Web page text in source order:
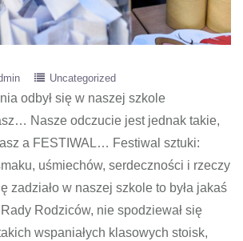
Uncategorized
odbył się w naszej szkole
Nasze odczucie jest jednak takie,
a FESTIWAL… Festiwal sztuki:
uśmiechów, serdeczności i rzeczy
zadziało w naszej szkole to była jakaś
Rodziców, nie spodziewał się
wspaniałych klasowych stoisk,